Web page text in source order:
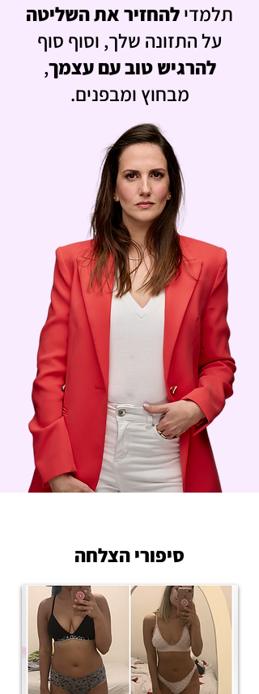
תלמדילהחזיר את השליטה
על התזונה שלך, וסוף סוף
להרגיש טוב עם עצמך,
מבחוץ ומבפנים.
סיפורי הצלחה